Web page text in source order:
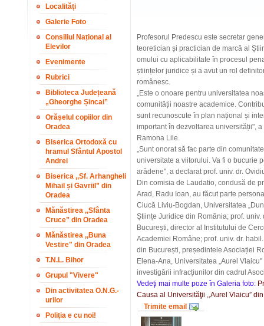
Localități
Galerie Foto
Consiliul Național al
Elevilor
Evenimente
Rubrici
Biblioteca Județeană
„Gheorghe Șincai”
Orășelul copiilor din
Oradea
Biserica Ortodoxă cu
hramul Sfântul Apostol
Andrei
Biserica ,,Sf. Arhangheli
Mihail și Gavriil” din
Oradea
Mănăstirea ,,Sfânta
Cruce” din Oradea
Mănăstirea ,,Buna
Vestire" din Oradea
T.N.L. Bihor
Grupul "Vivere"
Din activitatea O.N.G.-
urilor
Poliția e cu noi!
Profesorul Predescu este secretar
teoretician și practician de marcă al
omului cu aplicabilitate în procesul
științelor juridice și a avut un rol
românesc.
„Este o onoare pentru universitatea
comunității noastre academice.
sunt recunoscute în plan național și
important în dezvoltarea universității",
Ramona Lile.
„Sunt onorat să fac parte din
universitate a viitorului. Va fi o bucurie
arădene", a declarat prof. univ. dr.
Din comisia de Laudatio, condusă de
Arad, Radu Ioan, au făcut parte
Ciucă Liviu-Bogdan, Universitatea
Științe Juridice din România; prof.
București, director al Institutului de
Academiei Române; prof. univ. dr.
din București, președintele Asociației
Elena-Ana, Universitatea „Aurel
investigării infracțiunilor din cadrul
Vedeţi mai multe poze în Galeria foto:
Causa al Universităţii ,,Aurel Vlaicu”
Trimite email